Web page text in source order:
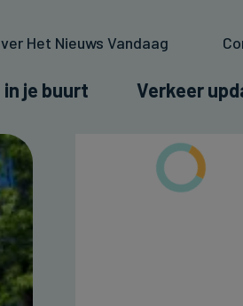
Het Nieuws Vandaag
je buurt Verkeer